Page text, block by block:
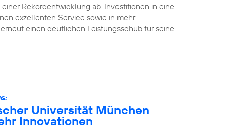
Rekordentwicklung ab. Investitionen in eine
exzellenten Service sowie in mehr
einen deutlichen Leistungsschub für seine
Universität München
Innovationen